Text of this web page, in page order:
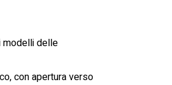
modelli delle
con apertura verso